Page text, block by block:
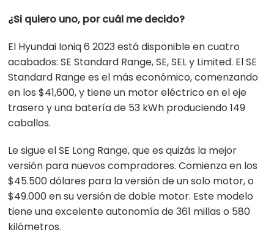
¿Si quiero uno, por cuál me decido?
El Hyundai Ioniq 6 2023 está disponible en cuatro
acabados: SE Standard Range, SE, SEL y Limited. El SE
Standard Range es el más económico, comenzando
en los $41,600, y tiene un motor eléctrico en el eje
trasero y una batería de 53 kWh produciendo 149
caballos.
Le sigue el SE Long Range, que es quizás la mejor
versión para nuevos compradores. Comienza en los
$45.500 dólares para la versión de un solo motor, o
$49.000 en su versión de doble motor. Este modelo
tiene una excelente autonomía de 361 millas o 580
kilómetros.